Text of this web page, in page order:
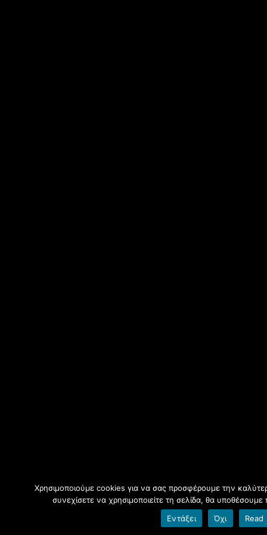
Χρησιμοποιούμε cookies για να σας προσφέρουμε την
συνεχίσετε να χρησιμοποιείτε τη σελίδα, θα
Εντάξει
Όχι Read